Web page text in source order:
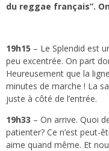
du reggae français”.
19h15 – Le Splendid est
peu excentrée. On part
Heureusement que la
minutes de marche ! La
juste à côté de l’entrée.
19h33 – On arrive. Quoi
patienter? Ce n’est peut-
aime quand même. Et